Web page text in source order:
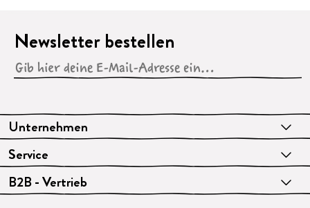
Unternehmen
Service
B2B - Vertrieb
Newsletter bestellen